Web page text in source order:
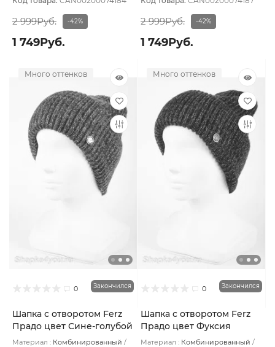
2 999Руб. -42%
1 749Руб.
2 999Руб. -42%
1 749Руб.
Много оттенков
0 Закончился
Шапка с отворотом Ferz
Прадо цвет Сине-голубой
Материал : Комбинированный
Много оттенков
0 Закончился
Шапка с отворотом Ferz
Прадо цвет Фуксия
Материал : Комбинированный